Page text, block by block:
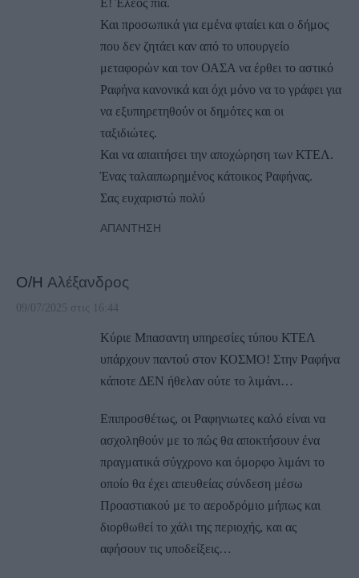
Ε! Έλεος πια.
Και προσωπικά για εμένα φταίει και ο δήμος
που δεν ζητάει καν από το υπουργείο
μεταφορών και τον ΟΑΣΑ να έρθει το αστικό
Ραφήνα κανονικά και όχι μόνο να το γράφει για
να εξυπηρετηθούν οι δημότες και οι
ταξιδιώτες.
Και να απαιτήσει την αποχώρηση των ΚΤΕΛ.
Ένας ταλαιπωρημένος κάτοικος Ραφήνας.
Σας ευχαριστώ πολύ
ΑΠΆΝΤΗΣΗ
Ο/Η Αλέξανδρος
09/07/2025 στις 16:44
Κύριε Μπασαντη υπηρεσίες τύπου ΚΤΕΛ
υπάρχουν παντού στον ΚΟΣΜΟ! Στην Ραφήνα
κάποτε ΔΕΝ ήθελαν ούτε το λιμάνι…
Επιπροσθέτως, οι Ραφηνιωτες καλό είναι να
ασχοληθούν με το πώς θα αποκτήσουν ένα
πραγματικά σύγχρονο και όμορφο λιμάνι το
οποίο θα έχει απευθείας σύνδεση μέσω
Προαστιακού με το αεροδρόμιο μήπως και
διορθωθεί το χάλι της περιοχής, και ας
αφήσουν τις υποδείξεις…